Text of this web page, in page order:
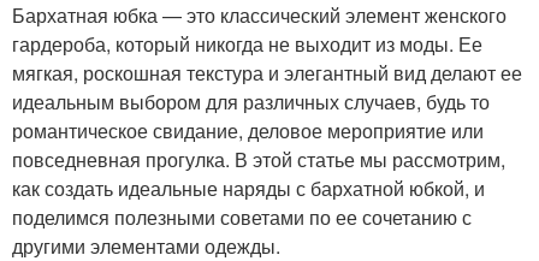
Бархатная юбка — это классический элемент женского
гардероба, который никогда не выходит из моды. Ее
мягкая, роскошная текстура и элегантный вид делают ее
идеальным выбором для различных случаев, будь то
романтическое свидание, деловое мероприятие или
повседневная прогулка. В этой статье мы рассмотрим,
как создать идеальные наряды с бархатной юбкой, и
поделимся полезными советами по ее сочетанию с
другими элементами одежды.